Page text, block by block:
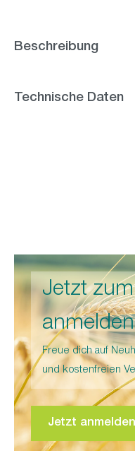
Beschreibung
Technische Daten
Jetzt
anmelden
Freue dich auf
und kostenfreien
Jetzt anmelden